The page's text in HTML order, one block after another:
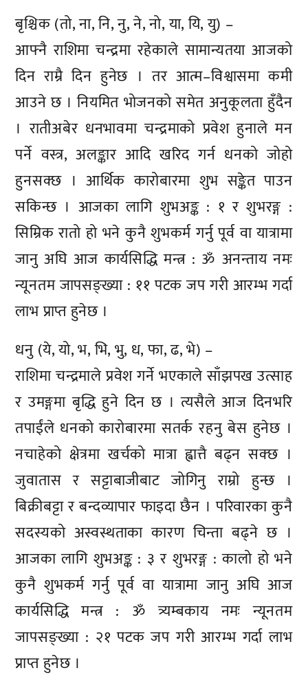
बृश्चिक (तो, ना, नि, नु, ने, नो, या, यि, यु) –
आफ्नै राशिमा चन्द्रमा रहेकाले सामान्यतया आजको
दिन राम्रै दिन हुनेछ । तर आत्म–विश्वासमा कमी
आउने छ । नियमित भोजनको समेत अनुकूलता हुँदैन
। रातीअबेर धनभावमा चन्द्रमाको प्रवेश हुनाले मन
पर्ने वस्त्र, अलङ्कार आदि खरिद गर्न धनको जोहो
हुनसक्छ । आर्थिक कारोबारमा शुभ सङ्केत पाउन
सकिन्छ । आजका लागि शुभअङ्क : १ र शुभरङ्ग :
सिम्रिक रातो हो भने कुनै शुभकर्म गर्नु पूर्व वा यात्रामा
जानु अघि आज कार्यसिद्धि मन्त्र : ॐ अनन्ताय नमः
न्यूनतम जापसङ्ख्या : ११ पटक जप गरी आरम्भ गर्दा
लाभ प्राप्त हुनेछ ।
धनु (ये, यो, भ, भि, भु, ध, फा, ढ, भे) –
राशिमा चन्द्रमाले प्रवेश गर्ने भएकाले साँझपख उत्साह
र उमङ्गमा बृद्धि हुने दिन छ । त्यसैले आज दिनभरि
तपाईंले धनको कारोबारमा सतर्क रहनु बेस हुनेछ ।
नचाहेको क्षेत्रमा खर्चको मात्रा ह्वात्तै बढ्न सक्छ ।
जुवातास र सट्टाबाजीबाट जोगिनु राम्रो हुन्छ ।
बिक्रीबट्टा र बन्दव्यापार फाइदा छैन । परिवारका कुनै
सदस्यको अस्वस्थताका कारण चिन्ता बढ्ने छ ।
आजका लागि शुभअङ्क : ३ र शुभरङ्ग : कालो हो भने
कुनै शुभकर्म गर्नु पूर्व वा यात्रामा जानु अघि आज
कार्यसिद्धि मन्त्र : ॐ त्र्यम्बकाय नमः न्यूनतम
जापसङ्ख्या : २१ पटक जप गरी आरम्भ गर्दा लाभ
प्राप्त हुनेछ ।